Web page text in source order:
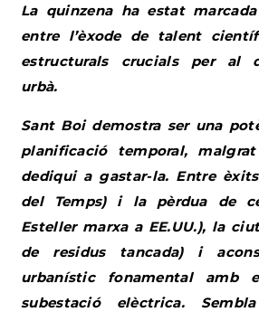
La quinzena ha estat
entre l’èxode de talent
estructurals crucials per al
urbà.
Sant Boi demostra ser una
planificació temporal,
dediqui a gastar-la. Entre
del Temps) i la pèrdua de
Esteller marxa a EE.UU.), la
de residus tancada) i
urbanístic fonamental amb
subestació elèctrica.